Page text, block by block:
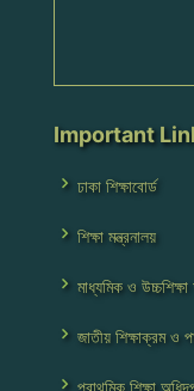
Important
ঢাকা শিক্ষাবোর্ড
শিক্ষা মন্ত্রনালয়
মাধ্যমিক ও
জাতীয় শিক্ষাক্রম ও
প্রাথমিক শিক্ষা